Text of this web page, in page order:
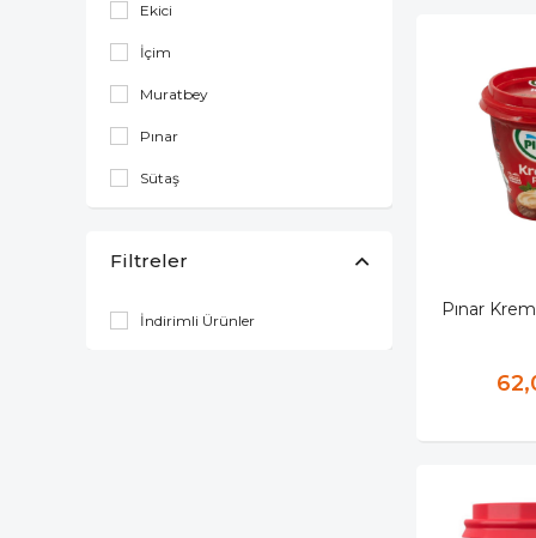
Ekici
İçim
Muratbey
Pınar
Sütaş
Filtreler
İndirimli Ürünler
Pınar